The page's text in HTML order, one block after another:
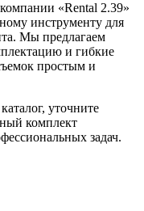
«Rental 2.39»
инструменту для
Мы предлагаем
и гибкие
простым и
уточните
комплект
задач.